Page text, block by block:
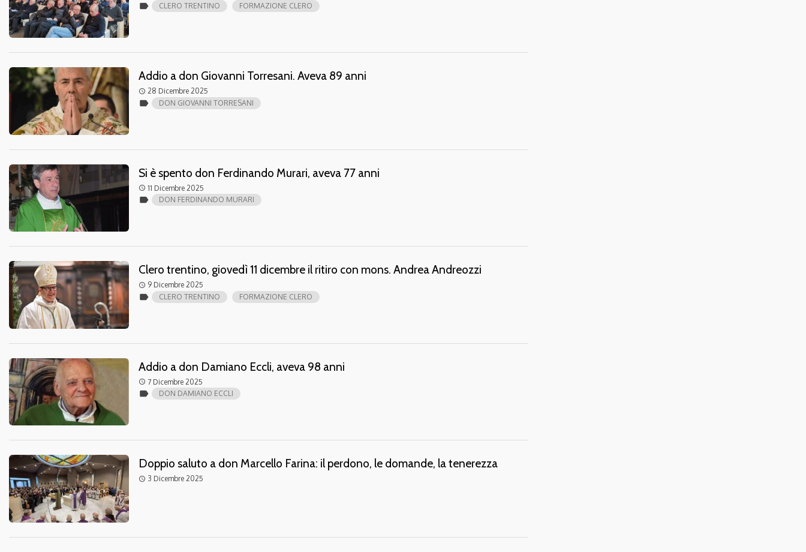
label CLERO TRENTINO FORMAZIONE CLERO
Addio a don Giovanni Torresani. Aveva 89 anni
access_time 28 Dicembre 2025
label DON GIOVANNI TORRESANI
Si è spento don Ferdinando Murari, aveva 77 anni
access_time 11 Dicembre 2025
label DON FERDINANDO MURARI
Clero trentino, giovedì 11 dicembre il ritiro con mons. Andrea Andreozzi
access_time 9 Dicembre 2025
label CLERO TRENTINO FORMAZIONE CLERO
Addio a don Damiano Eccli, aveva 98 anni
access_time 7 Dicembre 2025
label DON DAMIANO ECCLI
Doppio saluto a don Marcello Farina: il perdono, le domande, la tenerezza
access_time 3 Dicembre 2025